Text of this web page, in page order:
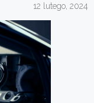
12 lutego, 2024